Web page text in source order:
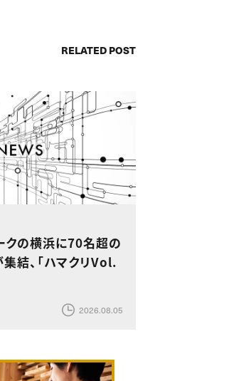
RELATED POST
クの横浜に70名超の
結、「ハマクリVol.
2026.08.05